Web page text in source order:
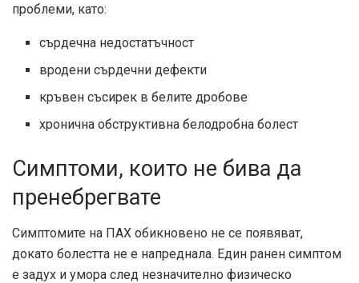
проблеми, като:
сърдечна недостатъчност
вродени сърдечни дефекти
кръвен съсирек в белите дробове
хронична обструктивна белодробна болест
Симптоми, които не бива да
пренебрегвате
Симптомите на ПАХ обикновено не се появяват,
докато болестта не е напреднала. Един ранен симптом
е задух и умора след незначително физическо